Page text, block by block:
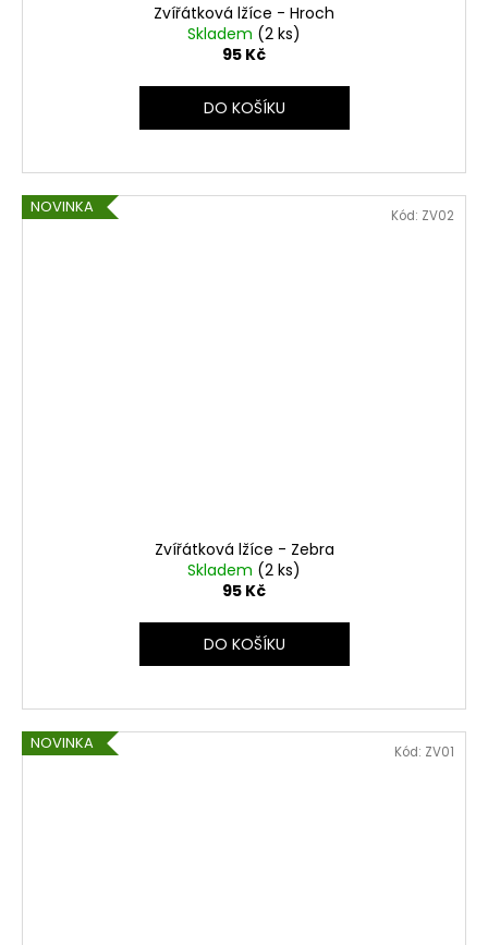
Zvířátková lžíce - Hroch
Skladem (2 ks)
95 Kč
DO KOŠÍKU
NOVINKA
Zvířátková lžíce - Zebra
Skladem (2 ks)
95 Kč
DO KOŠÍKU
Kód: ZV02
NOVINKA Kód: ZV01